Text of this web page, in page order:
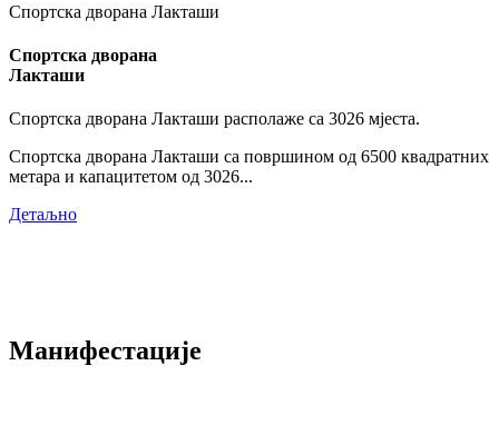
Спортска дворана Лакташи
Спортска дворана
Лакташи
Спортска дворана Лакташи располаже са 3026 мјеста.
Спортска дворана Лакташи са површином од 6500 квадратних
метара и капацитетом од 3026...
Детаљно
Манифестације